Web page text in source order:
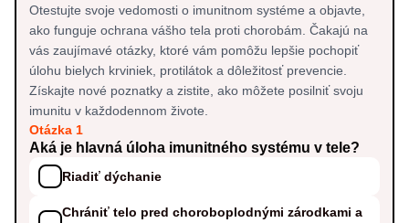
Otestujte svoje vedomosti o imunitnom systéme a objavte,
ako funguje ochrana vášho tela proti chorobám. Čakajú na
vás zaujímavé otázky, ktoré vám pomôžu lepšie pochopiť
úlohu bielych krviniek, protilátok a dôležitosť prevencie.
Získajte nové poznatky a zistite, ako môžete posilniť svoju
imunitu v každodennom živote.
Otázka 1
Aká je hlavná úloha imunitného systému v tele?
Riadiť dýchanie
Chrániť telo pred choroboplodnými zárodkami a